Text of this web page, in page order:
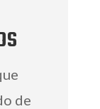
de